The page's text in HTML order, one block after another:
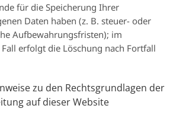
für die Speicherung Ihrer
Daten haben (z. B. steuer- oder
Aufbewahrungsfristen); im
erfolgt die Löschung nach Fortfall
zu den Rechtsgrundlagen der
auf dieser Website